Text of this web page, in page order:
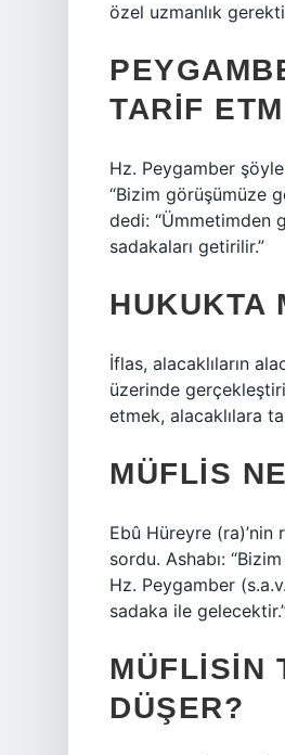
özel uzmanlık
TARIF
Hz. Peygamber
“Bizim görüşümüze
dedi: “Ümmetimden
sadakaları getirilir.”
HUKUKTA
İflas, alacaklıların
üzerinde
etmek, alacaklılara
MÜFLIS
Ebû Hüreyre
sordu. Ashabı:
Hz. Peygamber
sadaka ile
MÜFLISIN
DÜŞER?